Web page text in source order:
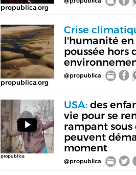
propublica.org
propublica.org
Crise
l'humanité en
poussée hors
@propublica
propublica
USA:des
vie pour se
rampant sous
peuvent
moment
@propublica